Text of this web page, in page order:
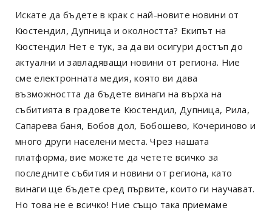
Искате да бъдете в крак с най-новите новини от
Кюстендил, Дупница и околността? Екипът на
Кюстендил Нет е тук, за да ви осигури достъп до
актуални и завладяващи новини от региона. Ние
сме електронната медия, която ви дава
възможността да бъдете винаги на върха на
събитията в градовете Кюстендил, Дупница, Рила,
Сапарева баня, Бобов дол, Бобошево, Кочериново и
много други населени места. Чрез нашата
платформа, вие можете да четете всичко за
последните събития и новини от региона, като
винаги ще бъдете сред първите, които ги научават.
Но това не е всичко! Ние също така приемаме